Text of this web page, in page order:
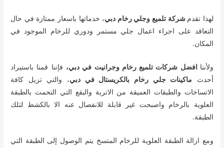
لهذا تقدم شركة تلميع وجلي رخام دبي، خدماتها باسعار ممتازة في حال
التعاقد على اجراء اعمال جلي مستمر ودوري للرخام الموجود في
المكان.
ولأننا افضل شركات تلميع رخام وجرانيت في دبي، فإننا قمنا باستيراد
أحدث ماكينات جلي رخام بالكريستال في دبي، والتي تزيل كافة
الاتساخات والطبقات العميقة من الاتربة والبقع التي التحمت بالطبقة
العلوية بالرخام واصبحت غير قابلة للانفصال عنه الا بالكشط لتلك
الطبقة.
ومع ازالة الطبقة العلوية للرخام المتسخ يتم الوصول إلى الطبقة التي